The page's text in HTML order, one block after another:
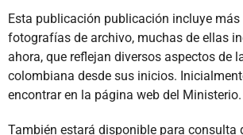
Esta publicación publicación incluye más
fotografías de archivo, muchas de ellas
ahora, que reflejan diversos aspectos de
colombiana desde sus inicios.
encontrar en la página web del Ministerio.
También estará disponible para consulta